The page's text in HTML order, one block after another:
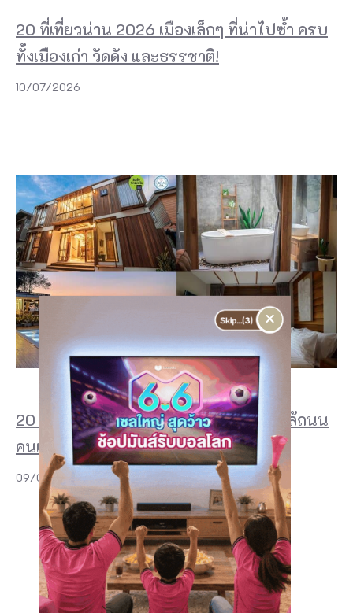
20 ที่เที่ยวน่าน 2026 เมืองเล็กๆ ที่น่าไปซ้ำ ครบ
ทั้งเมืองเก่า วัดดัง และธรรชาติ!
10/07/2026
20 ที่พักเชียงคาน 2026 สวย ๆ ริมโขง ใกล้ถนน
คนเดิน และฟีลบ้านไม้สุดอบอุ่น
09/07/2026
×